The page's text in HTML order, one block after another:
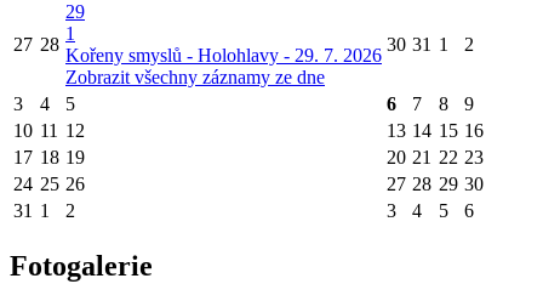
27 28
29
1
Kořeny smyslů - Holohlavy - 29. 7. 2026
Zobrazit všechny záznamy ze dne
30 31 1 2
3 4 5 6 7 8
9
10 11 12 13 14 15 16
17 18 19 20 21 22 23
24 25 26 27 28 29 30
31 1 2 3 4 5 6
Fotogalerie